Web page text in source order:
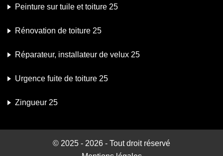
Peinture sur tuile et toiture 25
Rénovation de toiture 25
Réparateur, installateur de velux 25
Urgence fuite de toiture 25
Zingueur 25
© 2025 - 2026 - Tout droit réservé